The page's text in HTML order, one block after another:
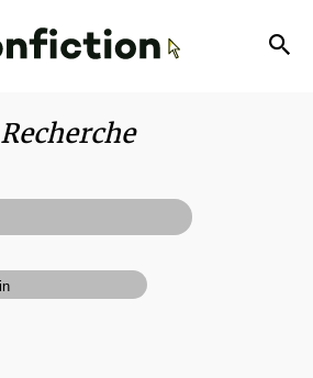
Recherche